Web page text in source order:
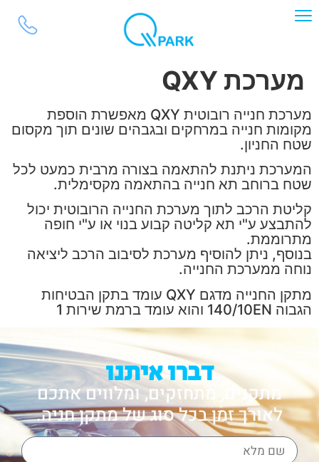
לתוכן
מערכת QXY
מערכת חנייה רובוטית QXY מאפשרת הוספת
מקומות חנייה במרחקים ובגבהים שונים תוך מקסום
שטח החניון.
המערכת ניתנת להתאמה בצורה מרבית כמעט לכל
שטח ברוחב תא חנייה בהתאמה מקסימלית.
קליטת הרכב לתוך מערכת החנייה הרובוטית יכול
להתבצע ע"י תא קליטה קבוע בנוי או ע"י חופה
מתרוממת.
בנוסף, ניתן להוסיף מערכת לסיבוב הרכב ליציאה
נוחה ממערכת החנייה.
מתקן החנייה מדגם QXY עומד בתקן הבטיחות
הגבוה 140/10EN והוא עומד ברמת שירות 1
דברו איתנו
מתקנים, מתחזקים, ומלווים אתכם
לאורך זמן בכל סוג של מתקן חניה.